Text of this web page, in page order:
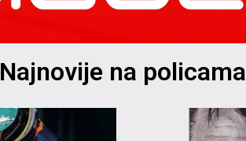
Najnovije na policama